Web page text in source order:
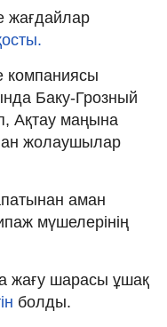
жағдайлар
компаниясы
Баку-Грозный
Ақтау маңына
жолаушылар
аман
мүшелерінің
жағу шарасы ұшақ
болды.